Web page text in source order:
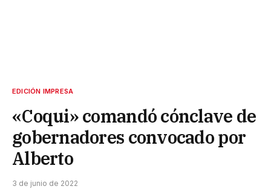
EDICIÓN IMPRESA
«Coqui» comandó cónclave de
gobernadores convocado por
Alberto
3 de junio de 2022